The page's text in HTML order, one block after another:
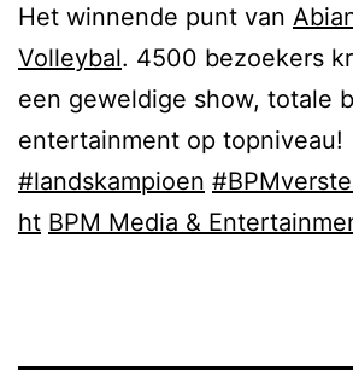
Het winnende punt van
Volleybal. 4500 bezoekers
een geweldige show, totale
entertainment op topniveau!
#landskampioen #
ht BPM Media &